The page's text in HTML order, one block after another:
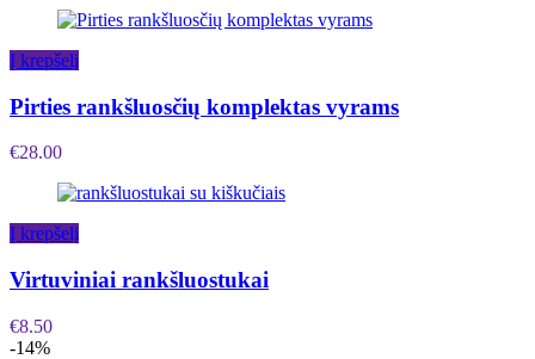
Į krepšelį
Pirties rankšluosčių komplektas vyrams
€28.00
Į krepšelį
Virtuviniai rankšluostukai
€8.50
-14%